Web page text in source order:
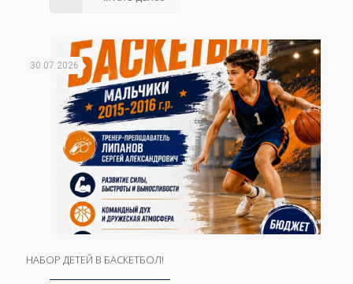
30.07.2026
НАБОР ДЕТЕЙ В БАСКЕТБОЛ!